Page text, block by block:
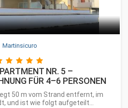
Martinsicuro
NR. 5 –
FÜR 4–6 PERSONEN
50 m vom Strand entfernt, im
und ist wie folgt aufgeteilt...